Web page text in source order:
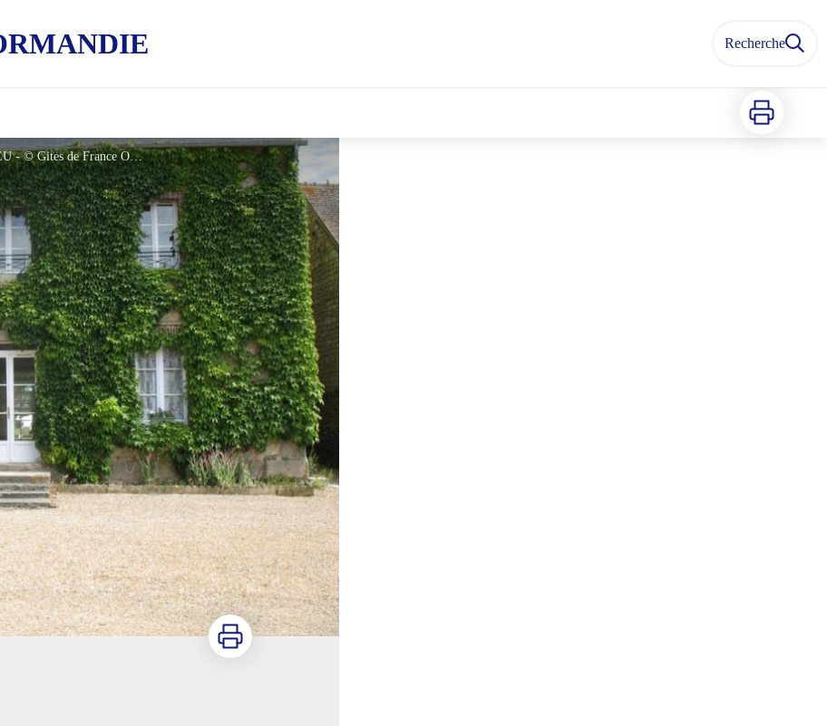
Recherche
Imprimer
Gîtes de France L'Etre Cholet - LALEU - © Gites de France Orne
Imprimer